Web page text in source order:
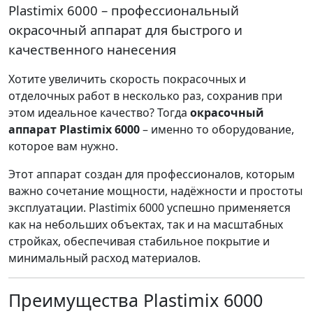
Plastimix 6000 – профессиональный
окрасочный аппарат для быстрого и
качественного нанесения
Хотите увеличить скорость покрасочных и
отделочных работ в несколько раз, сохранив при
этом идеальное качество? Тогда окрасочный
аппарат Plastimix 6000– именно то оборудование,
которое вам нужно.
Этот аппарат создан для профессионалов, которым
важно сочетание мощности, надёжности и простоты
эксплуатации. Plastimix 6000 успешно применяется
как на небольших объектах, так и на масштабных
стройках, обеспечивая стабильное покрытие и
минимальный расход материалов.
Преимущества Plastimix 6000